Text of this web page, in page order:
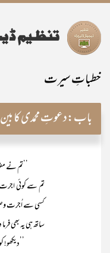
خطباتِ سیرت
باب:دعوتِ محمدی کا بین
’’تم نے
تم سے کوئی اجرت
کسی سے اُجرت
ساتھ ہی یہ بھی
’’دیکھو!